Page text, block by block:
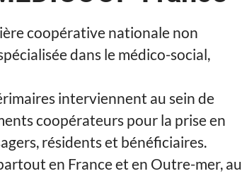
coopérative nationale non
dans le médico-social,
interviennent au sein de
coopérateurs pour la prise en
résidents et bénéficiaires.
en France et en Outre-mer, au